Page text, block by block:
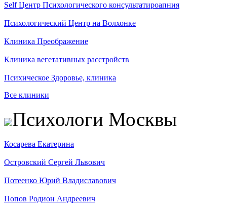
Self Центр Психологического консультатироапния
Психологический Центр на Волхонке
Клиника Преображение
Клиника вегетативных расстройств
Психическое Здоровье, клиника
Все клиники
Психологи Москвы
Косарева Екатерина
Островский Сергей Львович
Потеенко Юрий Владиславович
Попов Родион Андреевич